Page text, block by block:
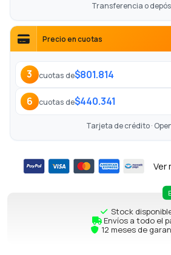
Transferencia o
Precio en cuotas
3 cuotas de$801.814
6 cuotas de$440.341
Tarjeta de crédito ·
Ver
Stock
Envíos a todo el
12 meses de